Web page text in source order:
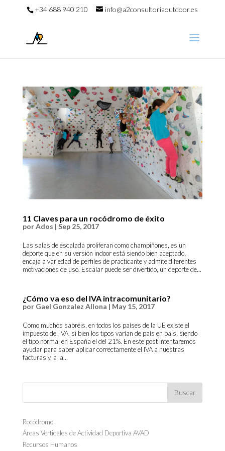
+34 688 940 210 info@a2consultoriaoutdoor.es
11 Claves para un rocódromo de éxito
porAdos | Sep 25, 2017
Las salas de escalada proliferan como champiñones, es un
deporte que en su versión indoor está siendo bien aceptado,
encaja a variedad de perfiles de practicante y admite diferentes
motivaciones de uso. Escalar puede ser divertido, un deporte de...
¿Cómo va eso del IVA intracomunitario?
por Gael Gonzalez Allona | May 15, 2017
Como muchos sabréis, en todos los países de la UE existe el
impuesto del IVA, si bien los tipos varían de país en país, siendo
el tipo normal en España el del 21%. En este post intentaremos
ayudar para saber aplicar correctamente el IVA a nuestras
facturas y, a la...
Rocódromo
Áreas Verticales de Actividad Deportiva AVAD
Recursos Humanos